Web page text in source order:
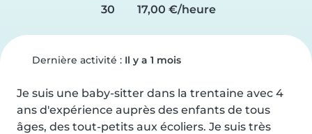
30
17,00 €/heure
Dernière activité : Il y a 1 mois
Je suis une baby-sitter dans la trentaine avec 4
ans d'expérience auprès des enfants de tous
âges, des tout-petits aux écoliers. Je suis très